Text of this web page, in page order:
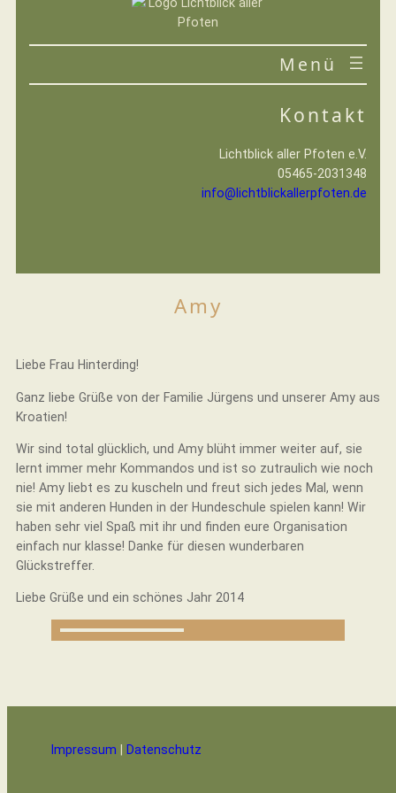
VEREIN
IHRE HILFE
Kontakt
Lichtblick aller Pfoten e.V.
05465-2031348
info@lichtblickallerpfoten.de
Amy
Liebe Frau Hinterding!
Ganz liebe Grüße von der Familie Jürgens und unserer Amy aus
Kroatien!
Wir sind total glücklich, und Amy blüht immer weiter auf, sie
lernt immer mehr Kommandos und ist so zutraulich wie noch
nie! Amy liebt es zu kuscheln und freut sich jedes Mal, wenn
sie mit anderen Hunden in der Hundeschule spielen kann! Wir
haben sehr viel Spaß mit ihr und finden eure Organisation
einfach nur klasse! Danke für diesen wunderbaren
Glückstreffer.
Liebe Grüße und ein schönes Jahr 2014
Impressum Datenschutz